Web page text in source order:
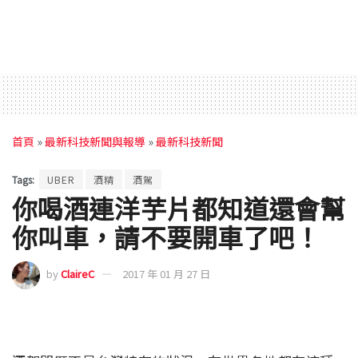
首頁 »最新科技新聞與報導 »最新科技新聞
Tags: UBER 酒精 酒駕
你喝酒連洋芋片都知道還會幫
你叫車，請不要開車了吧！
byClaireC 2017 年 01 月 27 日